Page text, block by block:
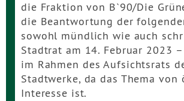
die Fraktion von B`90/Die
die Beantwortung der
sowohl mündlich wie auch
Stadtrat am 14. Februar 2023
im Rahmen des Aufsichtsrats
Stadtwerke, da das Thema
Interesse ist.